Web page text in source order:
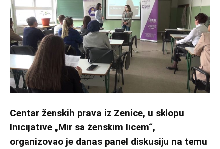
Centar ženskih prava iz Zenice, u sklopu
Inicijative „Mir sa ženskim licem“,
organizovao je danas panel diskusiju na temu